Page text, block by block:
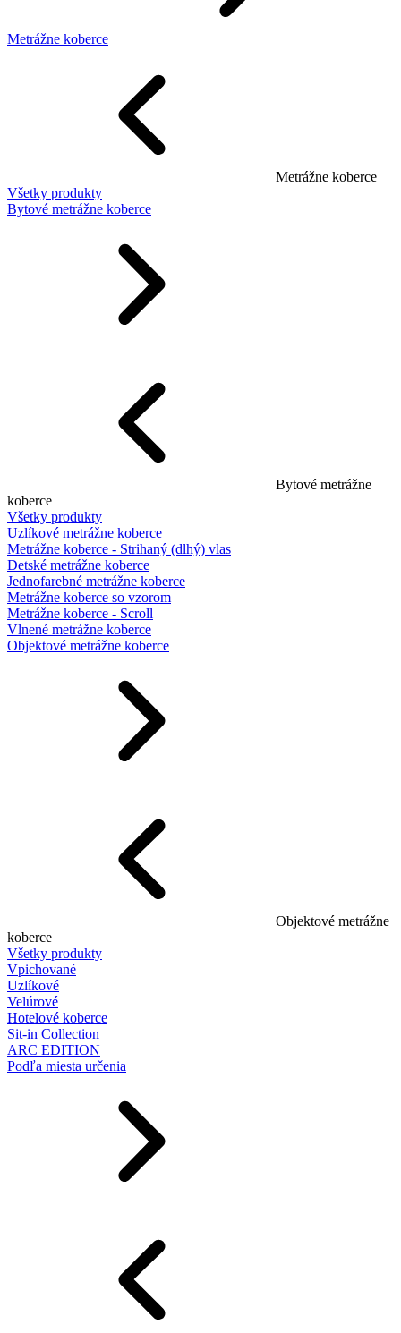
Metrážne koberce
Metrážne koberce
Všetky produkty
Bytové metrážne koberce
Bytové metrážne
koberce
Všetky produkty
Uzlíkové metrážne koberce
Metrážne koberce - Strihaný (dlhý) vlas
Detské metrážne koberce
Jednofarebné metrážne koberce
Metrážne koberce so vzorom
Metrážne koberce - Scroll
Vlnené metrážne koberce
Objektové metrážne koberce
Objektové metrážne
koberce
Všetky produkty
Vpichované
Uzlíkové
Velúrové
Hotelové koberce
Sit-in Collection
ARC EDITION
Podľa miesta určenia